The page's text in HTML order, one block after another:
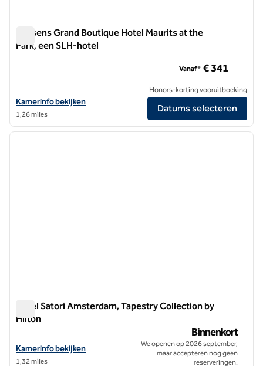
Kussens Grand Boutique Hotel Maurits at the
Park, een SLH-hotel
Bekijk hoteldetails voor Pillows Grand Boutique Hotel Maurits at the
Kamerinfo bekijken
1,26 miles
Vanaf* € 341
Honors-korting vooruitboeking
Datums selecteren
1/8
1 van 8
Hotel Satori Amsterdam, Tapestry Collection by
Hilton
Hotel Satori Amsterdam, Tapestry Collection by Hilton
Bekijk hoteldetails voor Hotel Satori Amsterdam, Tapestry
Kamerinfo bekijken
1,32 miles
Binnenkort
We openen op 2026 september,
maar accepteren nog geen
reserveringen.